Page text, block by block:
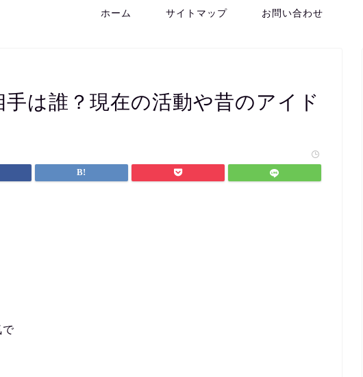
ホーム サイトマップ お問い合わせ
は誰？現在の活動や昔のアイド
で